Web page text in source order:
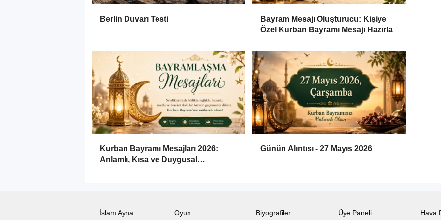
Berlin Duvarı Testi
Bayram Mesajı Oluşturucu: Kişiye
Özel Kurban Bayramı Mesajı Hazırla
Kurban Bayramı Mesajları 2026:
Anlamlı, Kısa ve Duygusal
Günün Alıntısı - 27 Mayıs 2026
İslam Ayna Oyun Biyografiler Üye Paneli Hava